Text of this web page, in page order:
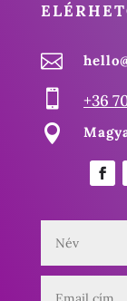

 +36
